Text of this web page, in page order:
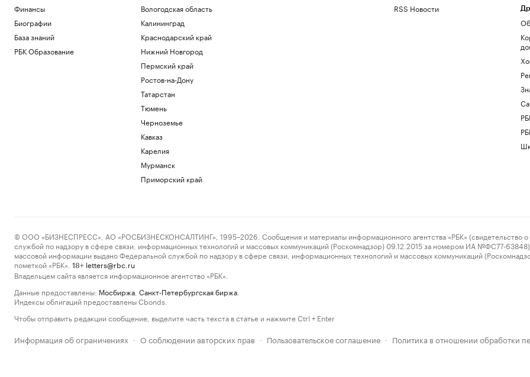
Финансы
Биографии
База знаний
РБК Образование
Вологодская область
Калининград
Краснодарский край
Нижний Новгород
Пермский край
Ростов-на-Дону
Татарстан
Тюмень
Черноземье
Кавказ
Карелия
Мурманск
Приморский край
RSS Новости
© ООО «БИЗНЕСПРЕСС», АО «РОСБИЗНЕСКОНСАЛТИНГ», 1995–2026. Сообщения и материалы информационного агентства «РБК» (свидетельство о
службой по надзору в сфере связи, информационных технологий и массовых коммуникаций (Роскомнадзор) 09.12.2015 за номером ИА №ФС77-63848)
массовой информации выдано Федеральной службой по надзору в сфере связи, информационных технологий и массовых коммуникаций
пометкой «РБК».
18+ letters@rbc.ru
Владельцем сайта является информационное агентство «РБК».
Данные предоставлены: Мосбиржа Санкт-Петербургская биржа
Индексы облигаций предоставлены Cbonds.
Чтобы отправить редакции сообщение, выделите часть текста в статье и нажмите Ctrl + Enter
Информация об ограничениях · О соблюдении авторских прав · Пользовательское соглашение · Политика в отношении обработки